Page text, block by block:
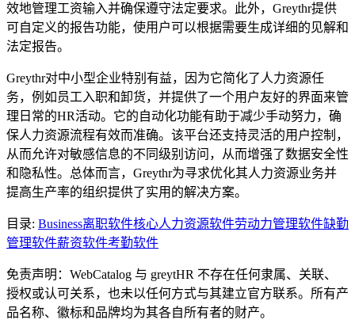
效地管理工资输入并确保遵守法定要求。此外，Greythr提供
可自定义的报告功能，使用户可以根据需要生成详细的见解和
法定报告。
Greythr对中小型企业特别有益，因为它简化了人力资源任
务，例如员工入职和卸货，并提供了一个用户友好的界面来管
理日常的HR活动。它的自动化功能有助于减少手动努力，确
保人力资源流程有效而准确。该平台还支持灵活的用户控制，
从而允许对敏感信息的不同级别访问，从而增强了数据安全性
和隐私性。总体而言，Greythr为寻求优化其人力资源业务并
提高生产率的组织提供了实用的解决方案。
目录: Business离职软件核心人力资源软件劳动力管理软件缺勤
管理软件薪资软件考勤软件
免责声明：WebCatalog 与 greytHR 不存在任何隶属、关联、
授权或认可关系，也未以任何方式与其建立官方联系。所有产
品名称、徽标和品牌均为其各自所有者的财产。